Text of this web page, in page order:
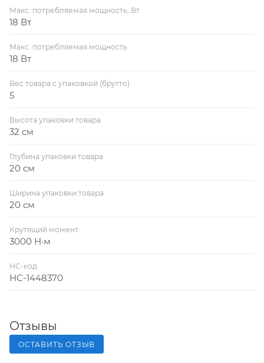
Макс. потребляемая мощность, Вт
18 Вт
Макс. потребляемая мощность
18 Вт
Вес товара с упаковкой (брутто)
5
Высота упаковки товара
32 см
Глубина упаковки товара
20 см
Ширина упаковки товара
20 см
Крутящий момент
3000 Н·м
НС-код
НС-1448370
Отзывы
ОСТАВИТЬ ОТЗЫВ